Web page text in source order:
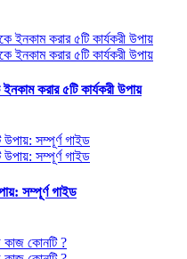
করার ৫টি কার্যকরী উপায়
সম্পূর্ণ গাইড